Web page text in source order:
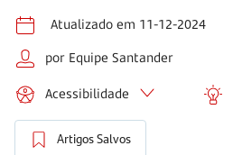
Atualizado em 11-12-2024
por Equipe Santander
Acessibilidade
Artigos Salvos